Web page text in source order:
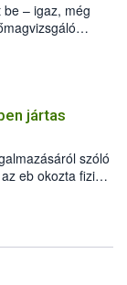
– igaz, még
Győző által
jártas
szóló
eb okozta fizikai
és annak
jártas szakértőt.